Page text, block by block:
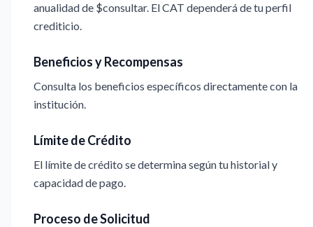
anualidad de $consultar. El CAT dependerá de tu perfil
crediticio.
Beneficios y Recompensas
Consulta los beneficios específicos directamente con la
institución.
Límite de Crédito
El límite de crédito se determina según tu historial y
capacidad de pago.
Proceso de Solicitud